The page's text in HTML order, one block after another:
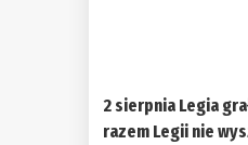
2 sierpnia Legia
razem Legii nie